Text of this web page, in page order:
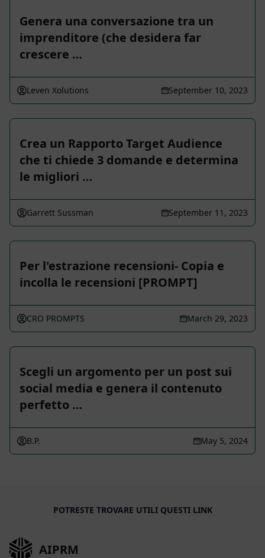
Genera una conversazione tra un
imprenditore (che desidera far
crescere …
Leven Xolutions September 10, 2023
Crea un Rapporto Target Audience
che ti chiede 3 domande e determina
le migliori …
Garrett Sussman September 11, 2023
Per l'estrazione recensioni- Copia e
incolla le recensioni [PROMPT]
CRO PROMPTS March 29, 2023
Scegli un argomento per un post sui
social media e genera il contenuto
perfetto …
B.P. May 5, 2024
POTRESTE TROVARE UTILI QUESTI LINK
AIPRM